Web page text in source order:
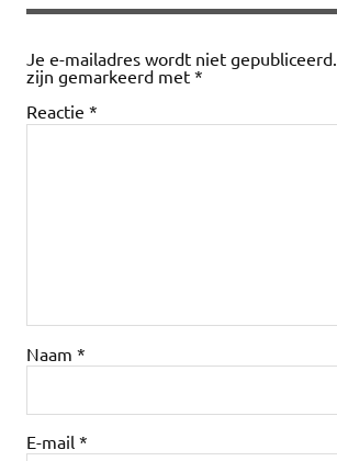
Je e-mailadres wordt niet gepubliceerd.
zijn gemarkeerd met *
Reactie *
Naam *
E-mail *